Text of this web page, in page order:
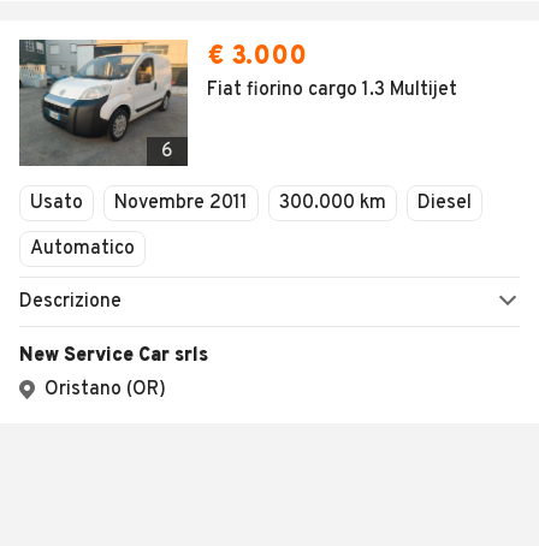
6
€ 3.000
Fiat fiorino cargo 1.3 Multijet
Usato Novembre 2011 300.000 km
Diesel
Automatico
Descrizione
New Service Car srls
Oristano (OR)